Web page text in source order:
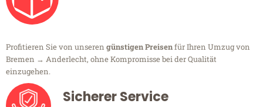
Profitieren Sie von unseren günstigen Preisenfür Ihren Umzug von
Bremen → Anderlecht, ohne Kompromisse bei der Qualität
einzugehen.
Sicherer Service